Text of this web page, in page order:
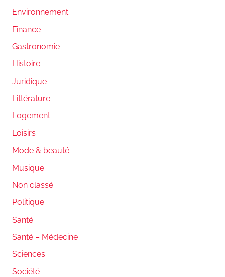
Environnement
Finance
Gastronomie
Histoire
Juridique
Littérature
Logement
Loisirs
Mode & beauté
Musique
Non classé
Politique
Santé
Santé – Médecine
Sciences
Société